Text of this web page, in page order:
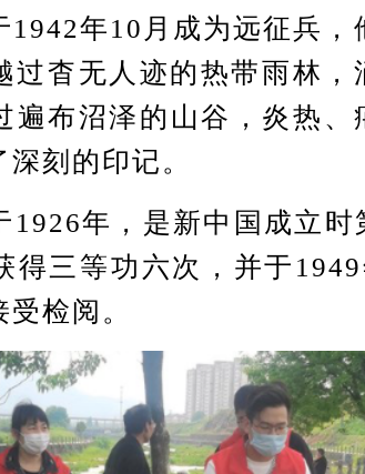
1942年10月成为远征兵，
过杳无人迹的热带雨林，
遍布沼泽的山谷，炎热
刻的印记。
年，是新中国成立时
得三等功六次，并于
检阅。